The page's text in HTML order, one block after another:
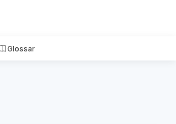
Glossar